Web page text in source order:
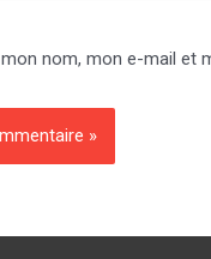
nom, mon e-mail et